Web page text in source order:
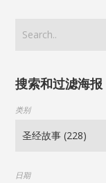
搜索和过滤海报
类别
日期